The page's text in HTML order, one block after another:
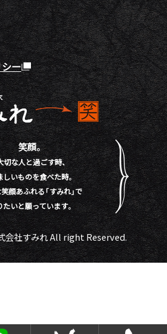
ー
笑顔。
切な人と過ごす時、
しいものを食べた時。
顔あふれる「すみれ」で
たいと願っています。
社すみれ All right Reserved.